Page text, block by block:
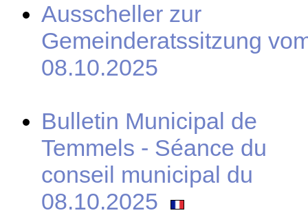
Ausscheller zur
Gemeinderatssitzung
08.10.2025
Bulletin Municipal de
Temmels - Séance du
conseil municipal du
08.10.2025